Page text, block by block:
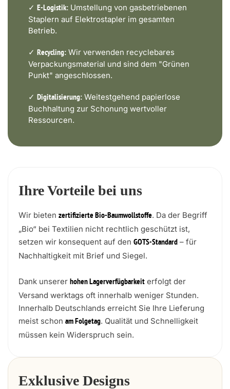
✓ E-Logistik: Umstellung von gasbetriebenen
Staplern auf Elektrostapler im gesamten
Betrieb.
✓ Recycling: Wir verwenden recyclebares
Verpackungsmaterial und sind dem "Grünen
Punkt" angeschlossen.
✓ Digitalisierung: Weitestgehend papierlose
Buchhaltung zur Schonung wertvoller
Ressourcen.
Ihre Vorteile bei uns
Wir bieten zertifizierte Bio-Baumwollstoffe. Da der Begriff
„Bio“ bei Textilien nicht rechtlich geschützt ist,
setzen wir konsequent auf den GOTS-Standard – für
Nachhaltigkeit mit Brief und Siegel.
Dank unserer hohen Lagerverfügbarkeit erfolgt der
Versand werktags oft innerhalb weniger Stunden.
Innerhalb Deutschlands erreicht Sie Ihre Lieferung
meist schon am Folgetag. Qualität und Schnelligkeit
müssen kein Widerspruch sein.
Exklusive Designs